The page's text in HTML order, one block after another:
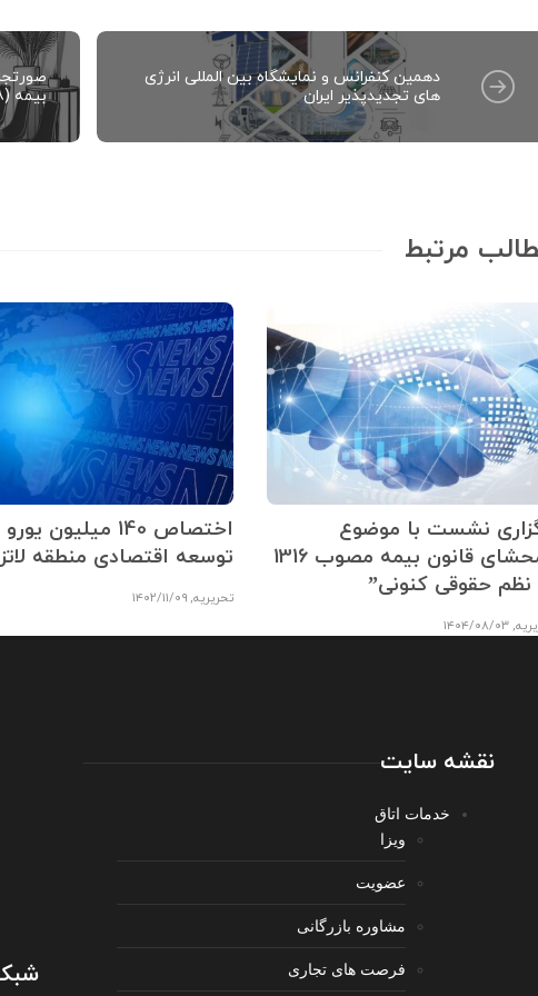
بیمه (8 تیر 1405)
دهمین کنفرانس و نمایشگاه بین المللی انرژی
های تجدیدپذیر ایران
مرتبط
اختصاص 140 میلیون
توسعه اقتصادی منطقه
تحریریه,۱۴۰۲/۱۱/۰۹
نشست با موضوع
“محشای قانون بیمه مصوب 1316
نظم حقوقی کنونی”
,۱۴۰۴/۰۸/۰۳
نقشه سایت
خدمات اتاق
ویزا
عضویت
مشاوره بازرگانی
فرصت های تجاری